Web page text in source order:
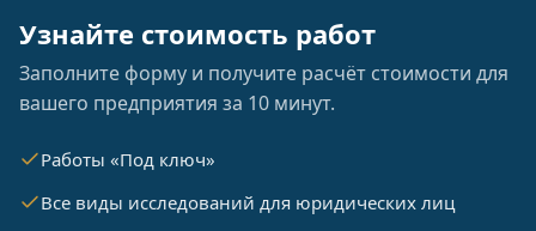
Узнайте стоимость работ
Заполните форму и получите расчёт стоимости для
вашего предприятия за 10 минут.
Работы «Под ключ»
Все виды исследований для юридических лиц